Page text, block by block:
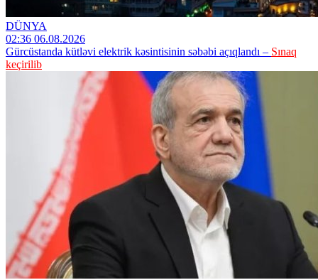
DÜNYA
02:36 06.08.2026
Gürcüstanda kütləvi elektrik kəsintisinin səbəbi açıqlandı – Sınaq
keçirilib